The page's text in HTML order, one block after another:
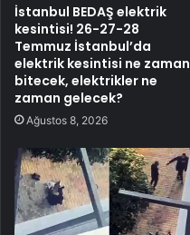
İstanbul BEDAŞ elektrik
kesintisi! 26-27-28
Temmuz İstanbul’da
elektrik kesintisi ne zaman
bitecek, elektrikler ne
zaman gelecek?
Ağustos 8, 2026